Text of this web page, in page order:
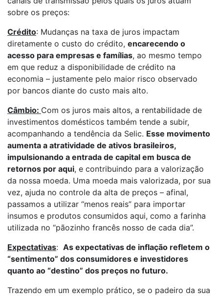
sobre os preços:
Crédito: Mudanças na taxa de juros impactam
diretamente o custo do crédito, encarecendo o
acesso para empresas e famílias, ao mesmo tempo
em que reduz a disponibilidade de crédito na
economia – justamente pelo maior risco observado
por bancos diante do custo mais alto.
Câmbio: Com os juros mais altos, a rentabilidade de
investimentos domésticos também tende a subir,
acompanhando a tendência da Selic. Esse movimento
aumenta a atratividade de ativos brasileiros,
impulsionando a entrada de capital em busca de
retornos por aqui, e contribuindo para a valorização
da nossa moeda. Uma moeda mais valorizada, por sua
vez, ajuda no controle da alta de preços – afinal,
passamos a utilizar “menos reais” para importar
insumos e produtos consumidos aqui, como a farinha
utilizada no “pãozinho francês nosso de cada dia”.
Expectativas: As expectativas de inflação refletem o
“sentimento” dos consumidores e investidores
quanto ao “destino” dos preços no futuro.
Trazendo em um exemplo prático, se o padeiro da sua